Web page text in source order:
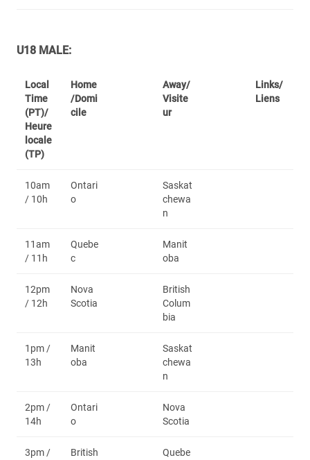
U18 MALE:
Local
Time
(PT)/
Heure
locale
(TP)
Home
/Domi
cile
Away/
Visite
ur
Links/
Liens
10am
/ 10h
Ontari
o
Saskat
chewa
n
11am
/ 11h
Quebe
c
Manit
oba
12pm
/ 12h
Nova
Scotia
British
Colum
bia
1pm /
13h
Manit
oba
Saskat
chewa
n
2pm /
14h
Ontari
o
Nova
Scotia
3pm /
British
Quebe